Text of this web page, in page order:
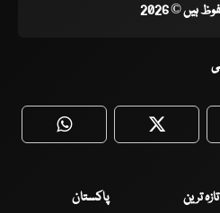
ہیں © 2026
WhatsApp Twitter
تازہ ترین پاکستان